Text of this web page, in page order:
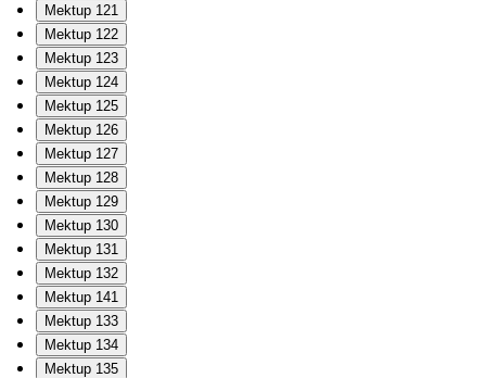
Mektup 121
Mektup 122
Mektup 123
Mektup 124
Mektup 125
Mektup 126
Mektup 127
Mektup 128
Mektup 129
Mektup 130
Mektup 131
Mektup 132
Mektup 141
Mektup 133
Mektup 134
Mektup 135